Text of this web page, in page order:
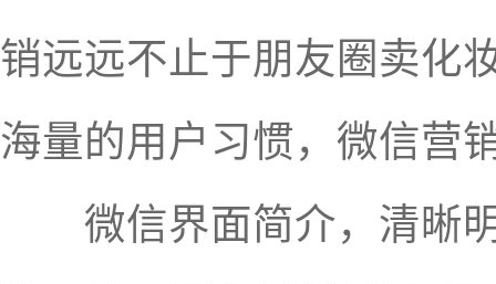
销远远不止于朋友圈卖化
海量的用户习惯，微信营
微信界面简介，清晰明